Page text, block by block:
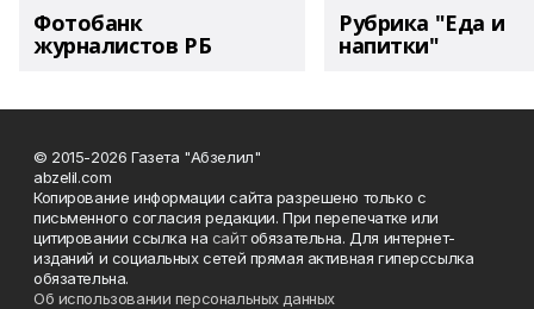
Фотобанк
журналистов РБ
Рубрика "Еда и
напитки"
© 2015-2026 Газета "Абзелил"
abzelil.com
Копирование информации сайта разрешено только с
письменного согласия редакции. При перепечатке или
цитировании ссылка на сайтобязательна. Для интернет-
изданий и социальных сетей прямая активная гиперссылка
обязательна.
Об использовании персональных данных